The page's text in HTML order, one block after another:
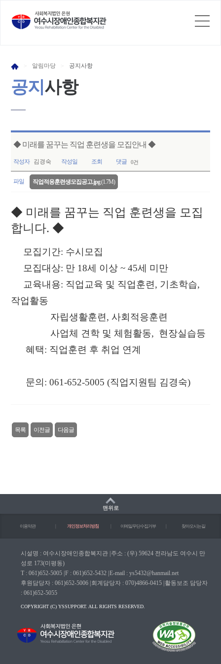
> 알림 마당 > 공지사항
공지 사항
◆ 미래를 꿈꾸는 직업 훈련생을 모집안내 ◆
작성자 김경숙 작성일 조회 댓글 0건
파일 직업적응훈련생모집공고.jpg(1.7M)
◆ 미래를 꿈꾸는 직업 훈련생을 모집
합니다. ◆
모집기간: 수시모집
모집대상: 만 18세 이상 ~ 45세 미만
교육내용: 직업교육 및 직업훈련, 기초학습,
작업활동
자립생활훈련, 사회적응훈련
사업체 견학 및 체험활동, 현장실습등
혜택: 직업훈련 후 취업 연계
문의: 061-652-5005 (직업지원팀 김경숙)
목록 이전글 다음글
맨위로
이용약관 개인정보처리방침 이메일무단수집거부 찾아오시는길
시설명 : 여수시장애인종합복지관 주소 : (우) 59624 전라남도 여수시 만
성로 173(미평동)
T : 061)652-5005 F : 061)652-5432 E-mail : ys5432@hanmail.net
후원담당자 : 061)652-5006 회계담당자 : 070)4866-0415 활동보조 담당자
: 061)652-5055
COPYRIGHT (C) YSSUPPORT. ALL RIGHTS RESERVED.
크(WA인증마크)